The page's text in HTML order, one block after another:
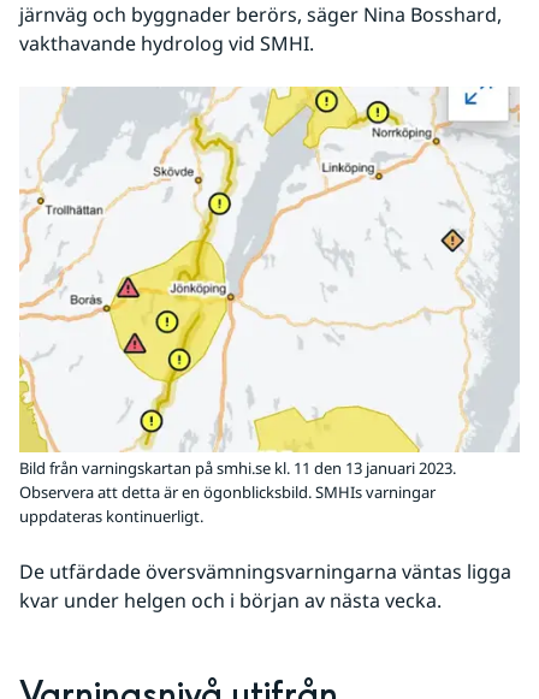
järnväg och byggnader berörs, säger Nina Bosshard,
vakthavande hydrolog vid SMHI.
Bild från varningskartan på smhi.se kl. 11 den 13 januari 2023.
Observera att detta är en ögonblicksbild. SMHIs varningar
uppdateras kontinuerligt.
De utfärdade översvämningsvarningarna väntas ligga
kvar under helgen och i början av nästa vecka.